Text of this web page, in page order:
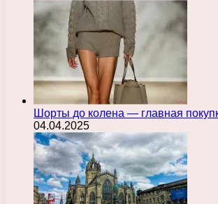
Шорты до колена — главная
04.04.2025